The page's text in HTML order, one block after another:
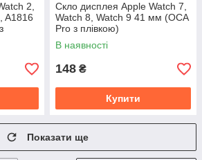
2,
A1816
Скло дисплея Apple Watch 7,
Watch 8, Watch 9 41 мм (OCA
Pro з плівкою)
В наявності
148 ₴
Купити
Показати ще